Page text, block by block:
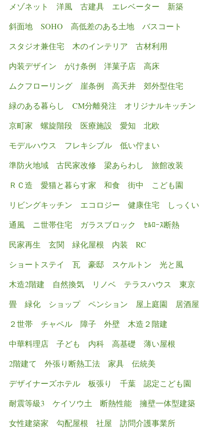
メゾネット
洋風 古建具 エレベーター
新築
斜面地
SOHO 高低差のある土地
バスコート
スタジオ兼住宅
木のインテリア
古材利用
内装デザイン
がけ条例 洋菓子店
高床
ムクフローリング
崖条例 高天井
郊外型住宅
緑のある暮らし
CM分離発注
オリジナルキッチン
京町家
螺旋階段 医療施設 愛知
北欧
モデルハウス
フレキシブル
低い佇まい
準防火地域
古民家改修 梁あらわし
旅館改装
ＲＣ造
愛猫と暮らす家 和食 街中
こども園
リビングキッチン
エコロジー 健康住宅
しっくい
通風
ニ世帯住宅 ガラスブロック
ｾﾙﾛｰｽ断熱
民家再生
玄関 緑化屋根 内装
RC
ショートステイ
瓦 豪邸 スケルトン
光と風
木造2階建
自然換気 リノベ テラスハウス
東京
畳
緑化 ショップ ペンション 屋上庭園
居酒屋
２世帯
チャペル 障子 外壁
木造２階建
中華料理店
子ども 内科 高基礎
薄い屋根
2階建て
外張り断熱工法 家具
伝統美
デザイナーズホテル
板張り 千葉
認定こども園
耐震等級3
ケイソウ土 断熱性能
擁壁一体型建築
女性建築家
勾配屋根 社屋
訪問介護事業所